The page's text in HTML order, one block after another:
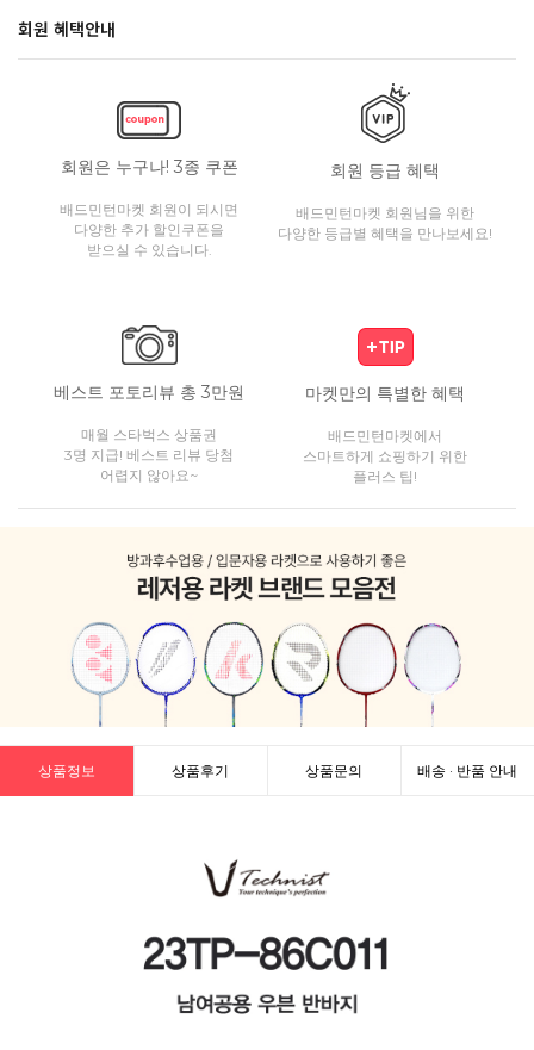
회원 혜택안내
회원은 누구나! 3종 쿠폰
배드민턴마켓 회원이 되시면
다양한 추가 할인쿠폰을
받으실 수 있습니다.
회원 등급 혜택
배드민턴마켓 회원님을 위한
다양한 등급별 혜택을 만나보세요!
베스트 포토리뷰 총 3만원
매월 스타벅스 상품권
3명 지급! 베스트 리뷰 당첨
어렵지 않아요~
마켓만의 특별한 혜택
배드민턴마켓에서
스마트하게 쇼핑하기 위한
플러스 팁!
상품정보 상품후기 상품문의 배송 · 반품 안내